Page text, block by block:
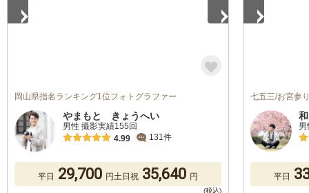
岡山県指名ランキング1位フォトグラファー
やまもと きょうへい
男性 撮影実績155回
4.99
131件
平日 29,700 円土日祝 35,640 円
七五三/お宮参
平日